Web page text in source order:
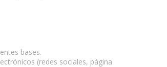
bases.
(redes sociales, página